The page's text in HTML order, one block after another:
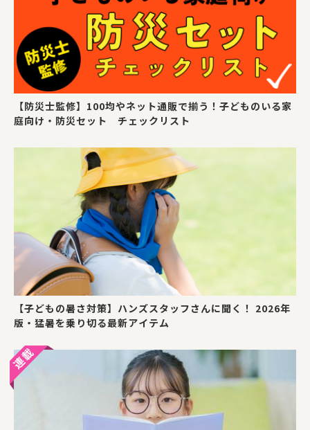
【防災士監修】100均やネット通販で揃う！子どものいる家
庭向け・防災セット チェックリスト
【子どもの暑さ対策】ハンズスタッフさんに聞く！ 2026年
版・猛暑を乗り切る最新アイテム